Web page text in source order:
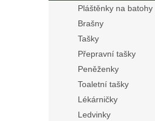
Pláštěnky na batohy
Brašny
Tašky
Přepravní tašky
Peněženky
Toaletní tašky
Lékárničky
Ledvinky